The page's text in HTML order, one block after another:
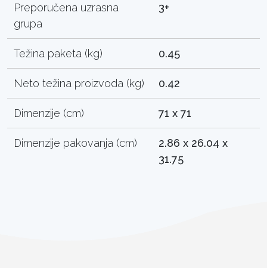
Preporučena uzrasna
grupa
3+
Težina paketa (kg) 0.45
Neto težina proizvoda (kg) 0.42
Dimenzije (cm) 71 x 71
Dimenzije pakovanja (cm)
2.86 x 26.04 x
31.75